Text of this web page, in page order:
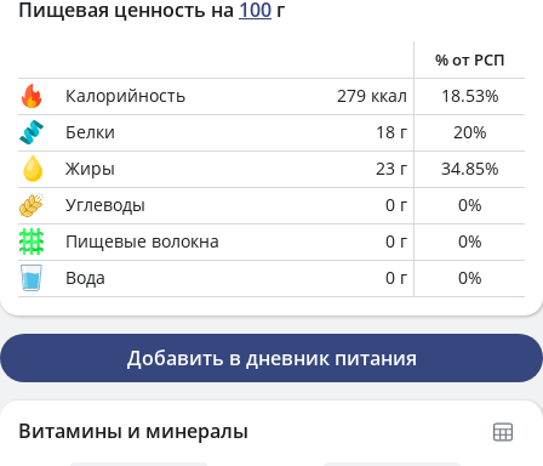
Пищевая ценность на 100 г
% от РСП
Калорийность 279 ккал 18.53%
Белки
18 г 20%
Жиры
23 г 34.85%
Углеводы
0 г 0%
Пищевые волокна
0 г 0%
Вода
0 г 0%
Добавить в дневник питания
Витамины и минералы